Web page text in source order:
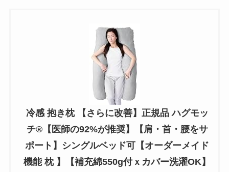
冷感 抱き枕 【さらに改善】正規品 ハグモッ
チ®【医師の92%が推奨】【肩・首・腰をサ
ポート】シングルベッド可【オーダーメイド
機能 枕 】【補充綿550g付ｘカバー洗濯OK】